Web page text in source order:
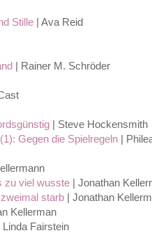
Stille | Ava Reid
| Rainer M. Schröder
| Steve Hockensmith
: Gegen die Spielregeln |
zu viel wusste | Jonathan
starb | Jonathan
Kellerman
Linda Fairstein